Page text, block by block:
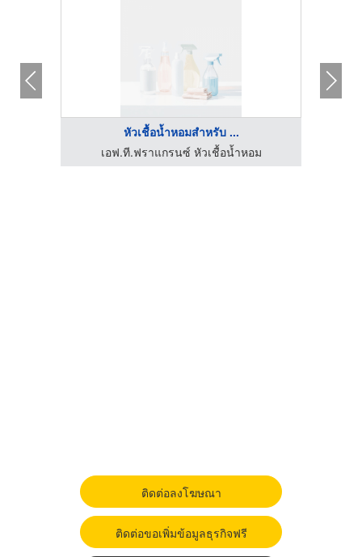
หัวเชื้อน้ำหอมสำหรับ ...
เอฟ.ที.ฟราแกรนซ์ หัวเชื้อน้ำหอม
ติดต่อลงโฆษณา
ติดต่อขอเพิ่มข้อมูลธุรกิจฟรี